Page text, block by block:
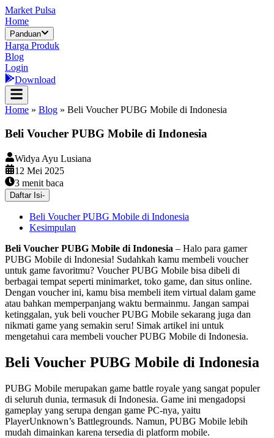
Market Pulsa
Home
Panduan
Harga Produk
Blog
Login
Download
Home » Blog » Beli Voucher PUBG Mobile di Indonesia
Beli Voucher PUBG Mobile di Indonesia
Widya Ayu Lusiana
12 Mei 2025
3 menit baca
Daftar Isi-
Beli Voucher PUBG Mobile di Indonesia
Kesimpulan
Beli Voucher PUBG Mobile di Indonesia – Halo para gamer
PUBG Mobile di Indonesia! Sudahkah kamu membeli voucher
untuk game favoritmu? Voucher PUBG Mobile bisa dibeli di
berbagai tempat seperti minimarket, toko game, dan situs online.
Dengan voucher ini, kamu bisa membeli item virtual dalam game
atau bahkan memperpanjang waktu bermainmu. Jangan sampai
ketinggalan, yuk beli voucher PUBG Mobile sekarang juga dan
nikmati game yang semakin seru! Simak artikel ini untuk
mengetahui cara membeli voucher PUBG Mobile di Indonesia.
Beli Voucher PUBG Mobile di Indonesia
PUBG Mobile merupakan game battle royale yang sangat populer
di seluruh dunia, termasuk di Indonesia. Game ini mengadopsi
gameplay yang serupa dengan game PC-nya, yaitu
PlayerUnknown’s Battlegrounds. Namun, PUBG Mobile lebih
mudah dimainkan karena tersedia di platform mobile.